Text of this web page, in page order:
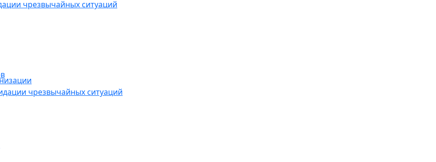
чрезвычайных ситуаций
чрезвычайных ситуаций